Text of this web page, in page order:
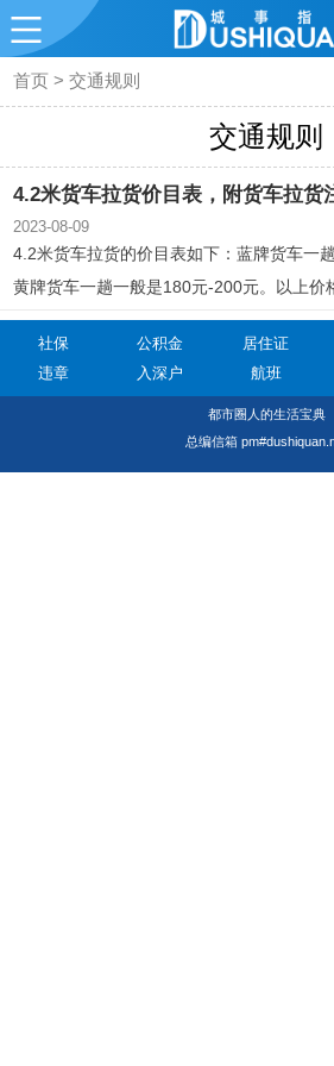
首页 >交通规则
交通规则
4.2米货车拉货价目表，附货车拉货
2023-08-09
4.2米货车拉货的价目表如下：蓝牌货车一
黄牌货车一趟一般是180元-200元。以上价
和车型，价格可能会有所不同。
社保 公积金 居住证
违章
入深户 航班
都市圈人的生活宝典
总编信箱